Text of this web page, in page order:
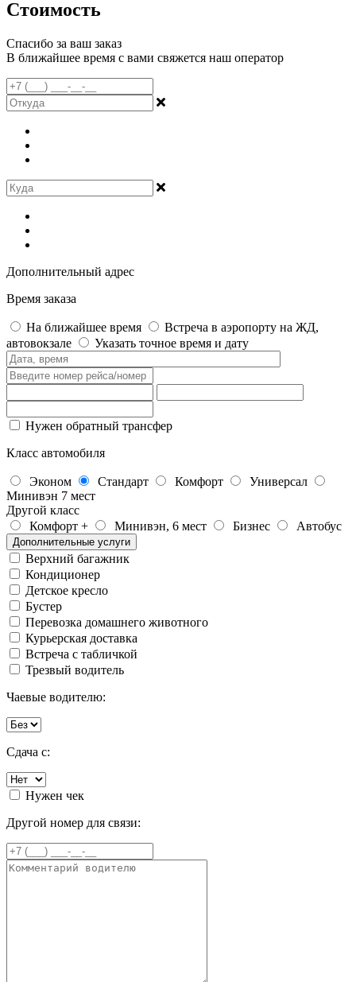
Стоимость
Спасибо за ваш заказ
В ближайшее время с вами свяжется наш оператор
Дополнительный адрес
Время заказа
На ближайшее время
Встреча в аэропорту на ЖД,
автовокзале
Указать точное время и дату
Нужен обратный трансфер
Класс автомобиля
Эконом Стандарт Комфорт
Универсал
Минивэн 7 мест
Другой класс
Комфорт +
Минивэн, 6 мест Бизнес Автобус
Дополнительные услуги
Верхний багажник
Кондиционер
Детское кресло
Бустер
Перевозка домашнего животного
Курьерская доставка
Встреча с табличкой
Трезвый водитель
Чаевые водителю:
Сдача с:
Нужен чек
Другой номер для связи: